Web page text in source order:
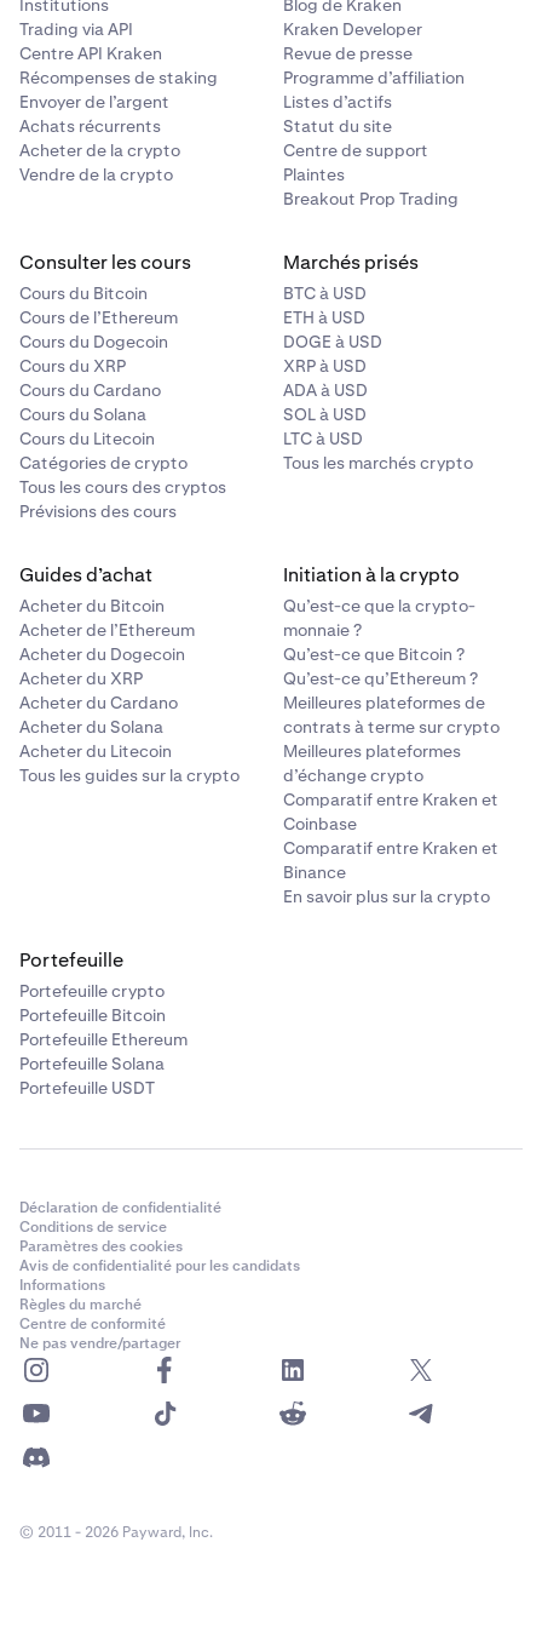
Risque d’escroquerie
: Les projets frauduleux ou les
pyramides de Ponzi peuvent mener à une perte
complète de l’investissement.
Risque technologique
: Les bugs ou les failles de la
technologie de la blockchain peuvent compromettre
la fonctionnalité ou la valeur d’une crypto-monnaie.
: Si une plateforme d’échange
l’accès à vos fonds.
Risque lié aux contrats intelligents: Les
vulnérabilités ou les bugs liés aux contrats
intelligents peuvent mener à une perte de fonds ou à
une rupture de contrat.
Institutions
Trading via API
Centre API Kraken
Récompenses de staking
Envoyer de l’argent
Achats récurrents
Acheter de la crypto
Vendre de la crypto
Blog de Kraken
Kraken Developer
Revue de presse
Programme d’affiliation
Listes d’actifs
Statut du site
Centre de support
Plaintes
Breakout Prop Trading
Consulter les cours
Cours du Bitcoin
Cours de l’Ethereum
Cours du Dogecoin
Cours du XRP
Cours du Cardano
Cours du Solana
Cours du Litecoin
Catégories de crypto
Tous les cours des cryptos
Prévisions des cours
Marchés prisés
BTC à USD
ETH à USD
DOGE à USD
XRP à USD
ADA à USD
SOL à USD
LTC à USD
Tous les marchés crypto
Guides d’achat
Acheter du Bitcoin
Acheter de l’Ethereum
Acheter du Dogecoin
Acheter du XRP
Acheter du Cardano
Acheter du Solana
Acheter du Litecoin
Tous les guides sur la crypto
Initiation à la crypto
Qu’est-ce que la crypto-
monnaie ?
Qu’est-ce que Bitcoin ?
Qu’est-ce qu’Ethereum ?
Meilleures plateformes de
contrats à terme sur crypto
Meilleures plateformes
d’échange crypto
Comparatif entre Kraken et
Coinbase
Comparatif entre Kraken et
Binance
En savoir plus sur la crypto
Portefeuille
Portefeuille crypto
Portefeuille Bitcoin
Portefeuille Ethereum
Portefeuille Solana
Portefeuille USDT
Déclaration de confidentialité
Conditions de service
Paramètres des cookies
Avis de confidentialité pour les candidats
Informations
Règles du marché
Centre de conformité
Ne pas vendre/partager
© 2011 - 2026 Payward, Inc.